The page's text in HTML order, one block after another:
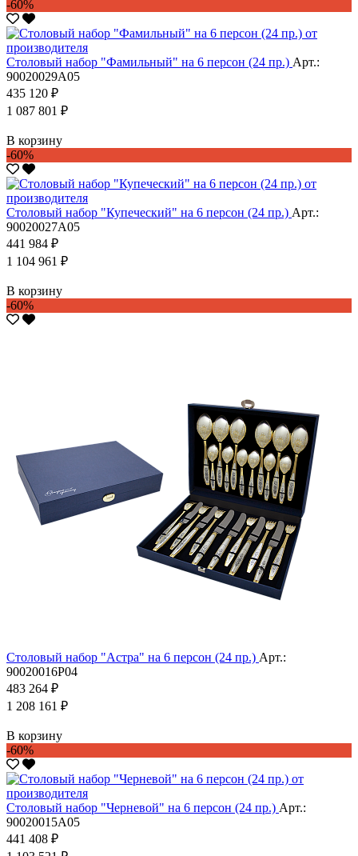
-60%
Столовый набор "Фамильный" на 6 персон (24 пр.) Арт.:
90020029А05
435 120 ₽
1 087 801 ₽
В корзину
-60%
Столовый набор "Купеческий" на 6 персон (24 пр.) Арт.:
90020027А05
441 984 ₽
1 104 961 ₽
В корзину
-60%
Столовый набор "Астра" на 6 персон (24 пр.) Арт.:
90020016Р04
483 264 ₽
1 208 161 ₽
В корзину
-60%
Столовый набор "Черневой" на 6 персон (24 пр.) Арт.:
90020015А05
441 408 ₽